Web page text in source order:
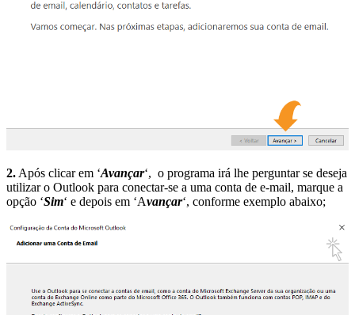
2. Após clicar em ‘Avançar‘, o programa irá lhe perguntar se deseja
utilizar o Outlook para conectar-se a uma conta de e-mail, marque a
opção ‘Sim‘ e depois em ‘Avançar‘, conforme exemplo abaixo;